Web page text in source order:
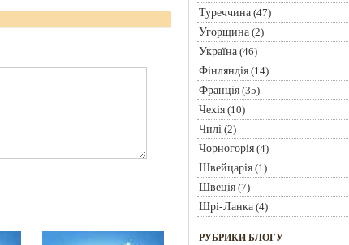
Туреччина(47)
Угорщина(2)
Україна(46)
Фінляндія(14)
Франція(35)
Чехія(10)
Чилі(2)
Чорногорія(4)
Швейцарія(1)
Швеція(7)
Шрі-Ланка(4)
РУБРИКИ БЛОГУ